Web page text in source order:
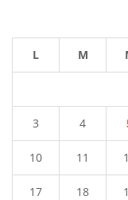
L M
3 4
10 11
17 18